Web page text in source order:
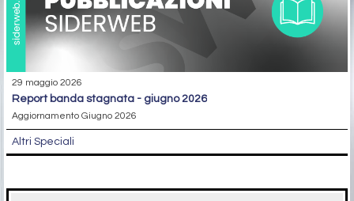
29 maggio 2026
report banda stagnata - giugno 2026
Aggiornamento Giugno 2026
Altri Speciali